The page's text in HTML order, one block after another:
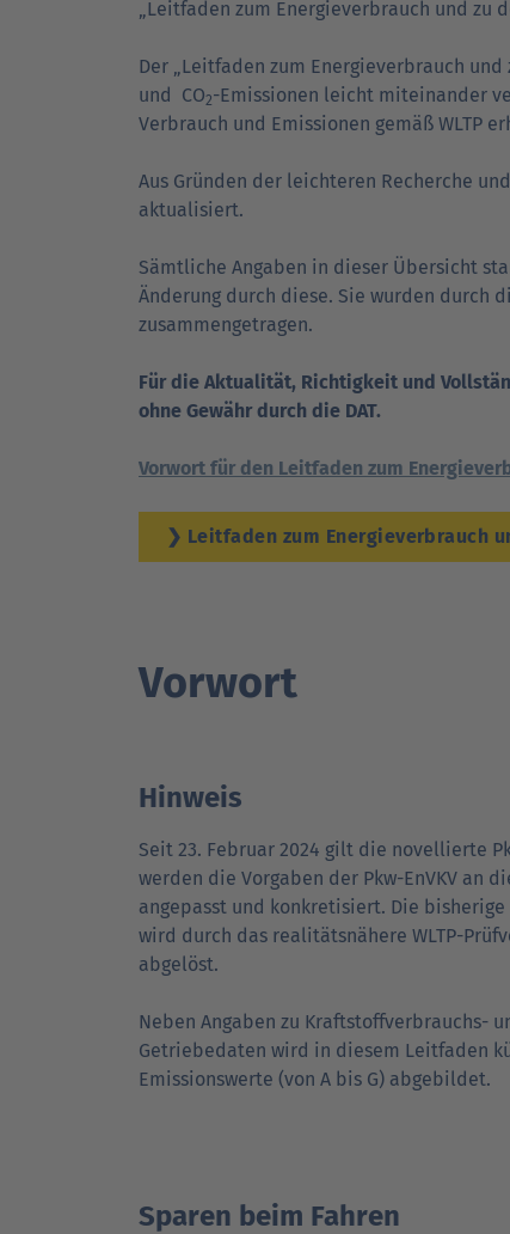
„Leitfaden zum Energie­ver­brauch und zu
Der „Leitfaden zum Energieverbrauch und
und CO2-Emissionen leicht miteinander
Verbrauch und Emissionen gemäß WLTP
Aus Gründen der leichteren Recherche
aktualisiert.
Sämtliche Angaben in dieser Über­sicht
Änderung durch diese. Sie wurden durch
zusammengetragen.
Für die Aktualität, Richtigkeit und
ohne Gewähr durch die DAT.
Vorwort für den Leitfaden zum
❯ Leitfaden zum Energieverbrauch
Vorwort
Hinweis
Seit 23. Februar 2024 gilt die novellierte
werden die Vorgaben der Pkw-EnVKV an
angepasst und konkretisiert. Die bisherige
wird durch das realitäts­nähere WLTP-
abgelöst.
Neben Angaben zu Kraft­stoff­ver­brauchs-
Getriebedaten wird in diesem Leitfaden
Emissions­werte (von A bis G) abgebildet.
Sparen beim Fahren